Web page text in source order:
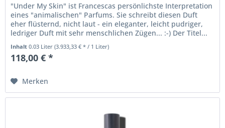
"Under My Skin" ist Francescas persönlichste Interpretation
eines "animalischen" Parfums. Sie schreibt diesen Duft
eher flüsternd, nicht laut - ein eleganter, leicht pudriger,
ledriger Duft mit sehr menschlichen Zügen... :-) Der Titel...
Inhalt0.03 Liter(3.933,33 € * / 1 Liter)
118,00 € *
Merken